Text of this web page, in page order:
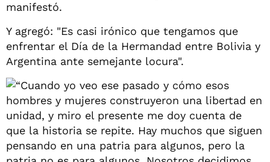
manifestó.
Y agregó: "Es casi irónico que tengamos que
enfrentar el Día de la Hermandad entre Bolivia y
Argentina ante semejante locura".